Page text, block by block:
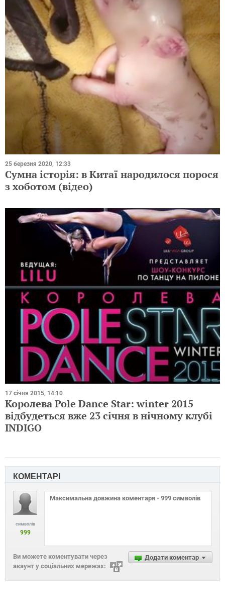
25 березня 2020, 12:33
Сумна історія: в Китаї народилося порося
з хоботом (відео)
17 січня 2015, 14:10
Королева Pole Dance Star: winter 2015
відбудеться вже 23 січня в нічному клубі
INDIGO
КОМЕНТАРІ
символів
999
Додати коментар
Ви можете коментувати через
акаунт у соціальних мережах: